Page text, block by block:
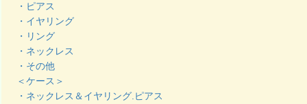
・ピアス
・イヤリング
・リング
・ネックレス
・その他
＜ケース＞
・ネックレス＆イヤリング.ピアス